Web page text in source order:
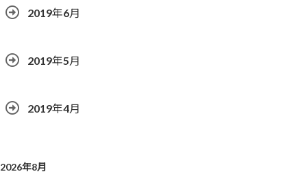
2019年6月
2019年5月
2019年4月
2026年8月